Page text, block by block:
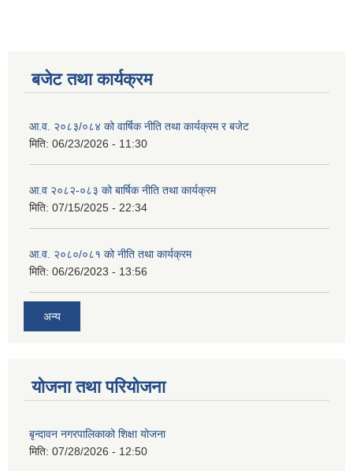
बजेट तथा कार्यक्रम
आ.व. २०८३/०८४ को वार्षिक नीति तथा कार्यक्रम र बजेट
मिति: 06/23/2026 - 11:30
आ.व २०८२-०८३ को बार्षिक नीति तथा कार्यक्रम
मिति: 07/15/2025 - 22:34
आ.व. २०८०/०८१ को नीति तथा कार्यक्रम
मिति: 06/26/2023 - 13:56
अन्य
योजना तथा परियोजना
बृन्दावन नगरपालिकाको शिक्षा योजना
मिति: 07/28/2026 - 12:50